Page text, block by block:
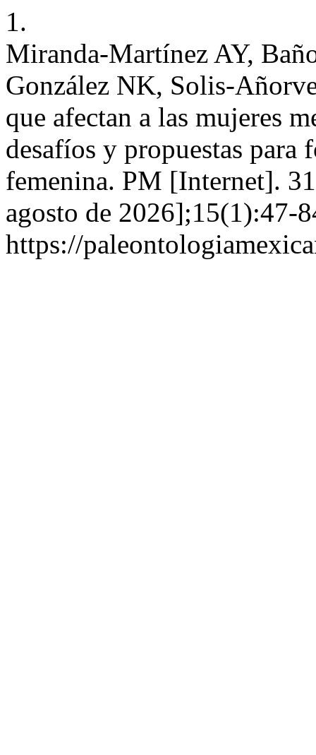
1.
Miranda-Martínez AY,
González NK, Solis-
que afectan a las mujeres
desafíos y propuestas para
femenina. PM [Internet].
agosto de 2026];15(1):47-
https://